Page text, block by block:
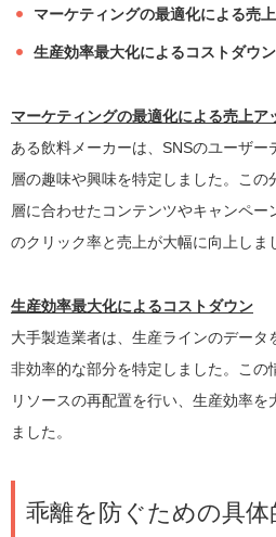
マーケティングの最適化による売
生産効率最大化によるコストダウン
マーケティングの最適化による売上ア
ある飲料メーカーは、SNSのユーザー
層の趣味や興味を特定しました。この
層に合わせたコンテンツやキャンペ
のクリック率と売上が大幅に向上しま
生産効率最大化によるコストダウン
大手製造業者は、生産ラインのデー
非効率的な部分を特定しました。この
リソースの再配置を行い、生産効率を
ました。
乖離を防ぐための具体